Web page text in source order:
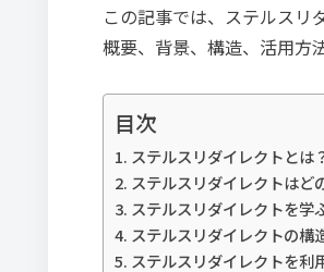
この記事では、ステルスリ
概要、背景、構造、活用方
目次
ステルスリダイレクトとは
ステルスリダイレクトはど
ステルスリダイレクトを学
ステルスリダイレクトの構
ステルスリダイレクトを利